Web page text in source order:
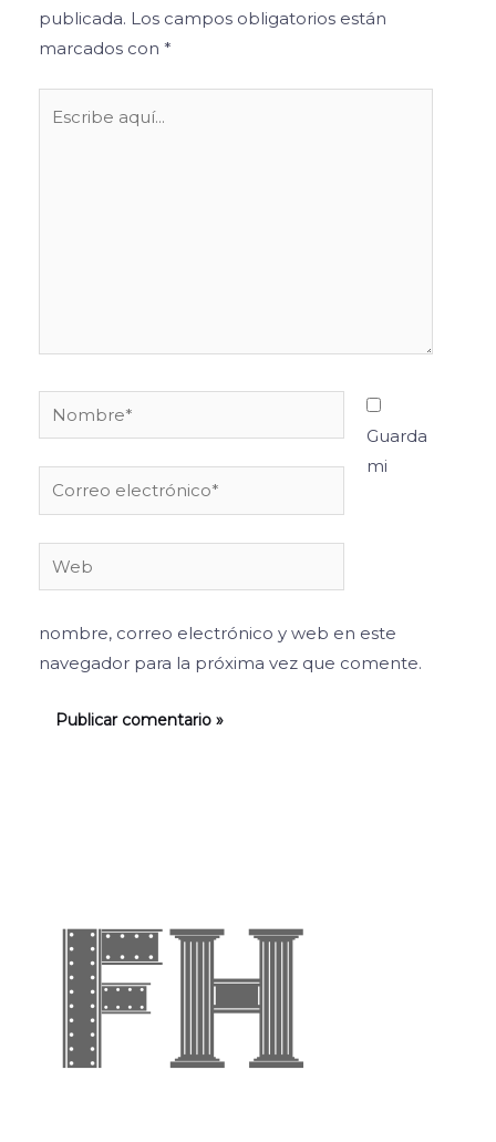
publicada. Los campos obligatorios están
marcados con *
Nombre*
Correo
electrónico*
Web
Guarda
mi
nombre, correo electrónico y web en este
navegador para la próxima vez que comente.